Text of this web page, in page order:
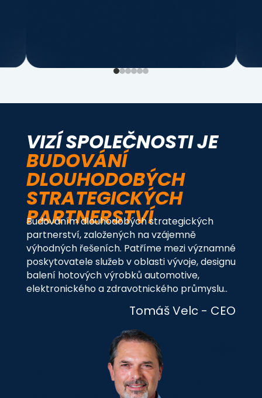
VIZÍ SPOLEČNOSTI JE
BUDOVÁNÍ
DLOUHODOBÝCH
STRATEGICKÝCH
PARTNERSTVÍ
Budováním dlouhodobých strategických
partnerství, založených na vzájemně
výhodných řešeních. Patříme mezi významné
poskytovatele služeb v oblasti vývoje, designu
balení hotových výrobků automotive,
elektronického a zdravotnického průmyslu..
Tomáš Velc - CEO